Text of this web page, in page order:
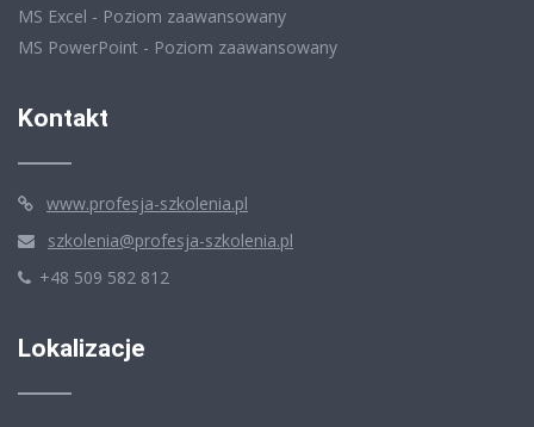
MS Excel - Poziom zaawansowany
MS PowerPoint - Poziom zaawansowany
Kontakt
www.profesja-szkolenia.pl
szkolenia@profesja-szkolenia.pl
+48 509 582 812
Lokalizacje